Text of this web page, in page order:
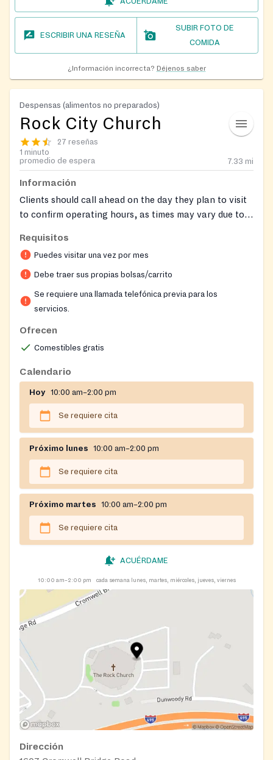
ESCRIBIR UNA RESEÑA
SUBIR FOTO DE
COMIDA
¿Información incorrecta? Déjenos saber
Despensas (alimentos no preparados)
Rock City Church
27 reseñas
1 minuto
promedio de espera
7.33 mi
Información
Clients should call ahead on the day they plan to visit
to confirm operating hours, as times may vary due to
own bags for groceries. Clients may receive food once
per month.
Requisitos
Puedes visitar una vez por mes
Debe traer sus propias bolsas/carrito
Se requiere una llamada telefónica previa para los
servicios.
Ofrecen
Comestibles gratis
Calendario
Hoy 10:00 am–2:00 pm
Se requiere cita
Próximo lunes 10:00 am–2:00 pm
Se requiere cita
Próximo martes 10:00 am–2:00 pm
Se requiere cita
ACUÉRDAME
10:00 am–2:00 pm cada semana lunes, martes, miércoles, jueves, viernes
Dirección